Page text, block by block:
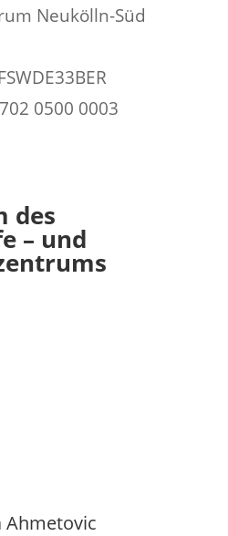
Neukölln-Süd
0500 0003
des
– und
Ahmetovic